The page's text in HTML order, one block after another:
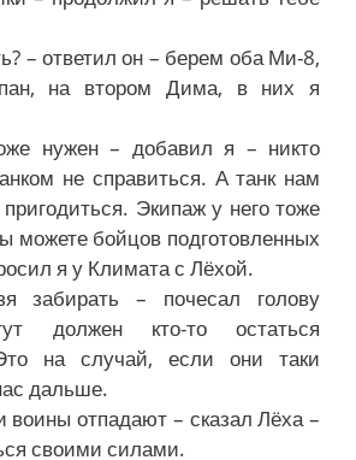
– ответил он – берем оба Ми-8,
на втором Дима, в них я
нужен – добавил я – никто
не справиться. А танк нам
Экипаж у него тоже
можете бойцов подготовленных
я у Климата с Лёхой.
забирать – почесал голову
должен кто-то остаться
на случай, если они таки
дальше.
отпадают – сказал Лёха –
своими силами.